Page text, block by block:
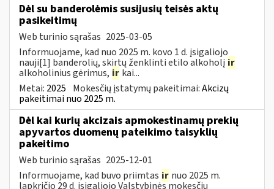
Dėl su banderolėmis susijusių teisės aktų
pasikeitimų
Web turinio sąrašas 2025-03-05
Informuojame, kad nuo 2025 m. kovo 1 d. įsigaliojo
nauji[1] banderolių, skirtų ženklinti etilo alkoholį ir
alkoholinius gėrimus, ir kai...
Metai: 2025 Mokesčių įstatymų pakeitimai:Akcizų
pakeitimai nuo 2025 m.
Dėl kai kurių akcizais apmokestinamų prekių
apyvartos duomenų pateikimo taisyklių
pakeitimo
Web turinio sąrašas 2025-12-01
Informuojame, kad buvo priimtas ir nuo 2025 m.
lapkričio 29 d. įsigaliojo Valstybinės mokesčių